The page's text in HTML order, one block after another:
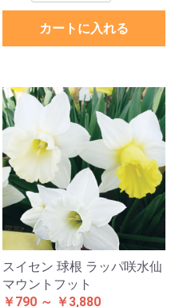
カートに入れる
スイセン 球根 ラッパ咲水仙
マウントフット
￥790 ～ ￥3,880